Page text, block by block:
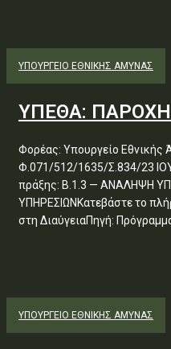
ΥΠΟΥΡΓΕΊΟ ΕΘΝΙΚΉΣ ΆΜΥΝΑΣ
ΥΠΕΘΑ:
Φορέας: Υπουργείο
Φ.071/512/1635/Σ.834/23
πράξης: Β.1.3 — ΑΝΑΛΗΨΗ
ΥΠΗΡΕΣΙΩΝΚατεβάστε το
στη ΔιαύγειαΠηγή:
ΥΠΟΥΡΓΕΊΟ ΕΘΝΙΚΉΣ ΆΜΥΝΑΣ